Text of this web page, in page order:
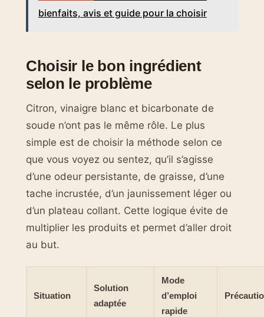
bienfaits, avis et guide pour la choisir
Choisir le bon ingrédient
selon le problème
Citron, vinaigre blanc et bicarbonate de
soude n’ont pas le même rôle. Le plus
simple est de choisir la méthode selon ce
que vous voyez ou sentez, qu’il s’agisse
d’une odeur persistante, de graisse, d’une
tache incrustée, d’un jaunissement léger ou
d’un plateau collant. Cette logique évite de
multiplier les produits et permet d’aller droit
au but.
Situation
Solution
adaptée
Mode
d’emploi
rapide